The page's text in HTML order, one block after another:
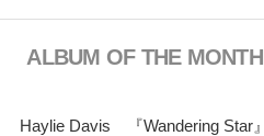
ALBUM OF THE MONTH
Haylie Davis 『Wandering Star』